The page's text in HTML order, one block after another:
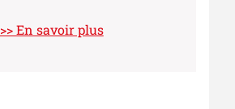
>> En savoir plus